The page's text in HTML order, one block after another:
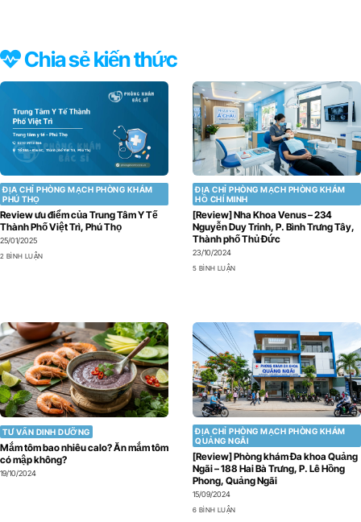
Chia sẻ kiến thức
ĐỊA CHỈ PHÒNG MẠCH PHÒNG KHÁM
PHÚ THỌ
Review ưu điểm của Trung Tâm Y Tế
Thành Phố Việt Trì, Phú Thọ
25/01/2025
2 BÌNH LUẬN
ĐỊA CHỈ PHÒNG MẠCH PHÒNG KHÁM
HỒ CHÍ MINH
[Review] Nha Khoa Venus – 234
Nguyễn Duy Trinh, P. Bình Trưng Tây,
Thành phố Thủ Đức
23/10/2024
5 BÌNH LUẬN
TƯ VẤN DINH DƯỠNG
Mắm tôm bao nhiêu calo? Ăn mắm tôm
có mập không?
19/10/2024
ĐỊA CHỈ PHÒNG MẠCH PHÒNG KHÁM
QUẢNG NGÃI
[Review] Phòng khám Đa khoa Quảng
Ngãi – 188 Hai Bà Trưng, P. Lê Hồng
Phong, Quảng Ngãi
15/09/2024
6 BÌNH LUẬN